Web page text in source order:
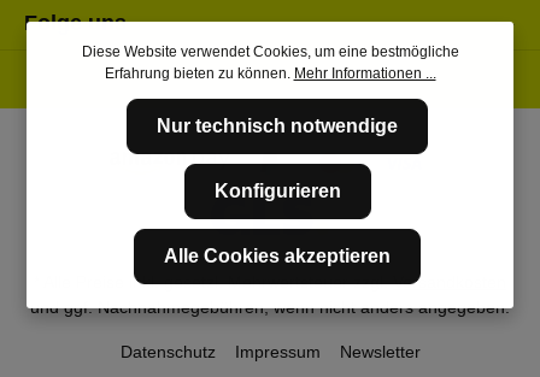
Folge uns
* Alle Preise inkl. gesetzl. Mehrwertsteuer zzgl.Versandkosten
und ggf. Nachnahmegebühren, wenn nicht anders angegeben.
Datenschutz Impressum Newsletter
Diese Website verwendet Cookies, um eine bestmögliche
Erfahrung bieten zu können. Mehr Informationen ...
Nur technisch notwendige
Konfigurieren
Alle Cookies akzeptieren